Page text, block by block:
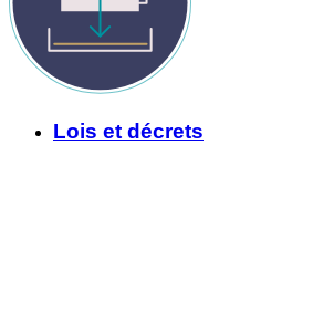
Lois et décrets